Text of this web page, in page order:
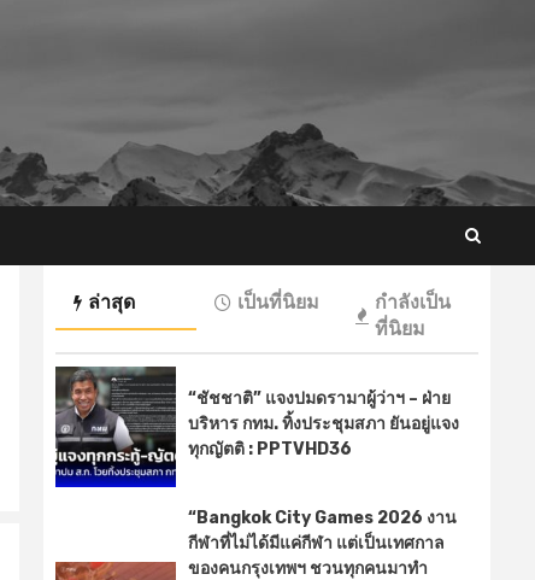
ล่าสุด เป็นที่นิยม
กำลังเป็น
ที่นิยม
“ชัชชาติ” แจงปมดรามาผู้ว่าฯ – ฝ่าย
บริหาร กทม. ทิ้งประชุมสภา ยันอยู่แจง
ทุกญัตติ : PPTVHD36
“Bangkok City Games 2026 งาน
กีฬาที่ไม่ได้มีแค่กีฬา แต่เป็นเทศกาล
ของคนกรุงเทพฯ ชวนทุกคนมาทำ